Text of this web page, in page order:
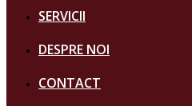
SERVICII
DESPRE NOI
CONTACT